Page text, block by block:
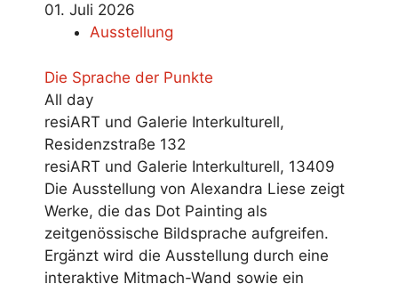
01. Juli 2026
Ausstellung
Die Sprache der Punkte
All day
resiART und Galerie Interkulturell,
Residenzstraße 132
resiART und Galerie Interkulturell, 13409
Die Ausstellung von Alexandra Liese zeigt
Werke, die das Dot Painting als
zeitgenössische Bildsprache aufgreifen.
Ergänzt wird die Ausstellung durch eine
interaktive Mitmach-Wand sowie ein